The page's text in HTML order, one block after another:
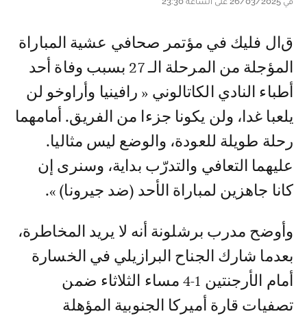
قال فليك في مؤتمر صحافي عشية المباراة
المؤجلة من المرحلة الـ 27 بسبب وفاة أحد
أطباء النادي الكاتالوني « رافينيا وأراوخو لن
يلعبا غدا، ولن يكونا جزءا من الفريق. أمامهما
رحلة طويلة للعودة، والوضع ليس مثاليا.
عليهما التعافي والتدرّب بداية، وسنرى إن
كانا جاهزين لمباراة الأحد (ضد جيرونا) ».
وأوضح مدرب برشلونة أنه لا يريد المخاطرة،
بعدما شارك الجناح البرازيلي في الخسارة
أمام الأرجنتين 1-4 مساء الثلاثاء ضمن
تصفيات قارة أميركا الجنوبية المؤهلة